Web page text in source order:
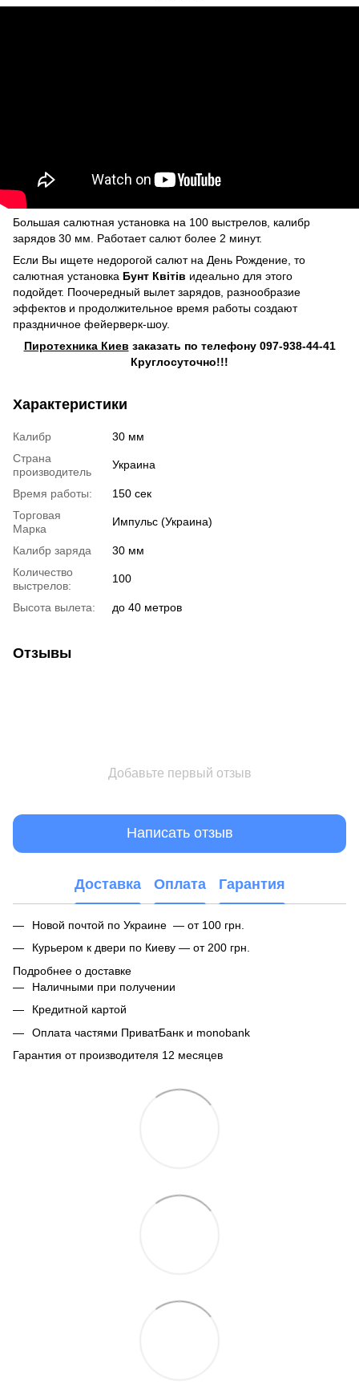
Большая салютная установка на 100 выстрелов, калибр
зарядов 30 мм. Работает салют более 2 минут.
Если Вы ищете недорогой салют на День Рождение, то
салютная установка Бунт Квітів идеально для этого
подойдет. Поочередный вылет зарядов, разнообразие
эффектов и продолжительное время работы создают
праздничное фейерверк-шоу.
Пиротехника Киев заказать по телефону 097-938-44-41
Круглосуточно!!!
Характеристики
Калибр
30 мм
Страна
производитель
Украина
Время работы:
150 сек
Торговая
Марка
Импульс (Украина)
Калибр заряда
30 мм
Количество
выстрелов:
100
Высота вылета: до 40 метров
Отзывы
Добавьте первый отзыв
Написать отзыв
Доставка Оплата Гарантия
Новой почтой по Украине — от 100 грн.
Курьером к двери по Киеву — от 200 грн.
Подробнее о доставке
Наличными при получении
Кредитной картой
Оплата частями ПриватБанк и monobank
Гарантия от производителя 12 месяцев